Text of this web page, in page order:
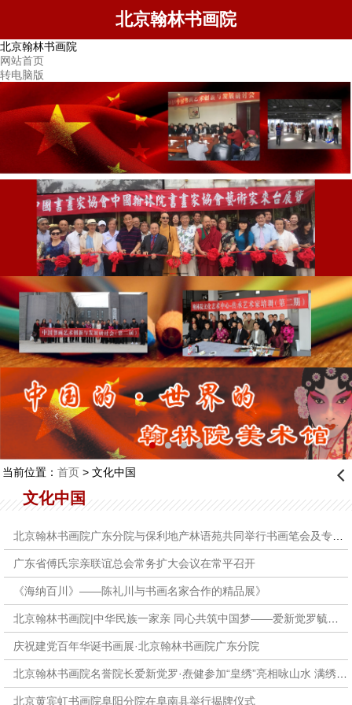
北京翰林书画院
北京翰林书画院
网站首页
转电脑版
当前位置： 首页> 文化中国 󰊒
文化中国
广东省傅氏宗亲联谊总会常务扩大会议在常平召开
《海纳百川》——陈礼川与书画名家合作的精品展》
庆祝建党百年华诞书画展·北京翰林书画院广东分院
北京黄宾虹书画院阜阳分院在阜南县举行揭牌仪式